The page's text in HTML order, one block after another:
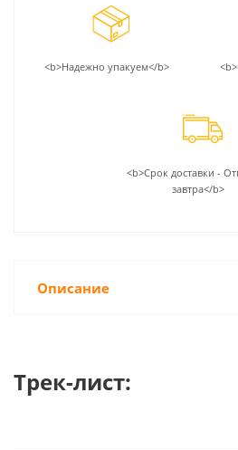
<b>Надежно упакуем</b>
<b>Срок доставки -
завтра</b>
Описание
Трек-лист: